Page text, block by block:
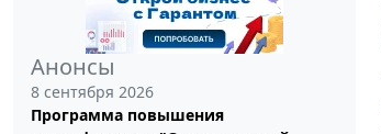
Анонсы
8 сентября 2026
Программа повышения